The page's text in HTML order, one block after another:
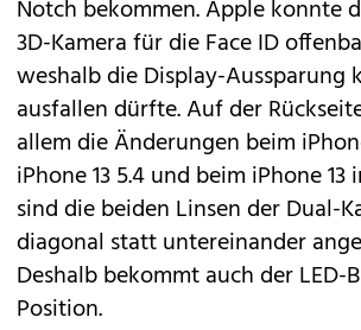
Notch bekommen. Apple konnte
3D-Kamera für die Face ID
weshalb die Display-Aussparung
ausfallen dürfte. Auf der
allem die Änderungen beim
iPhone 13 5.4 und beim iPhone 13
sind die beiden Linsen der Dual-
diagonal statt untereinander
Deshalb bekommt auch der LED-
Position.